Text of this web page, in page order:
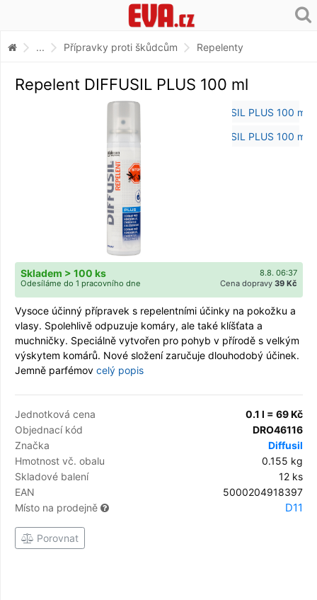
... Přípravky proti škůdcům Repelenty
Repelent DIFFUSIL PLUS 100 ml
8.8. 06:37
Skladem > 100 ks
Cena dopravy 39 Kč
Odesíláme do 1 pracovního dne
Vysoce účinný přípravek s repelentními účinky na pokožku a
vlasy. Spolehlivě odpuzuje komáry, ale také klíšťata a
muchničky. Speciálně vytvořen pro pohyb v přírodě s velkým
výskytem komárů. Nové složení zaručuje dlouhodobý účinek.
Jemně parfémov celý popis
Jednotková cena
0.1 l = 69 Kč
Objednací kód
DRO46116
Značka
Diffusil
Hmotnost vč. obalu
0.155 kg
Skladové balení
12 ks
EAN
5000204918397
Místo na prodejně
D11
Porovnat